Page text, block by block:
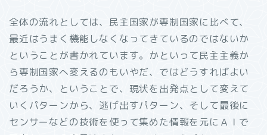
全体の流れとしては、民主国家が専制国家に比べて、
最近はうまく機能しなくなってきているのではないか
ということが書かれています。かといって民主主義か
ら専制国家へ変えるのもいやだ、ではどうすればよい
だろうか、ということで、現状を出発点として変えて
いくパターンから、逃げ出すパターン、そして最後に
センサーなどの技術を使って集めた情報を元にＡＩで